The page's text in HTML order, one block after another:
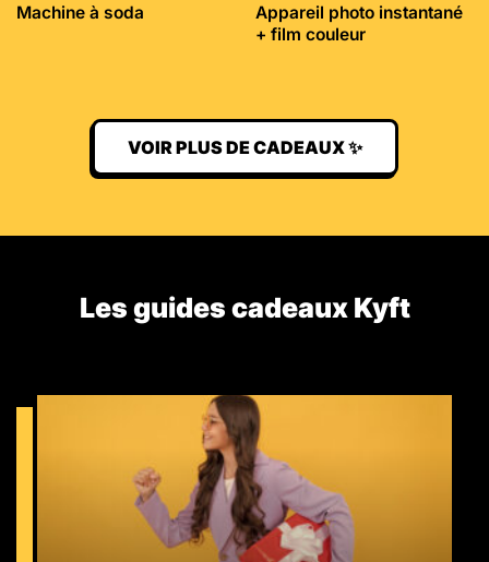
Machine à soda
Appareil photo instantané
+ film couleur
VOIR PLUS DE CADEAUX ✨
Les guides cadeaux Kyft​